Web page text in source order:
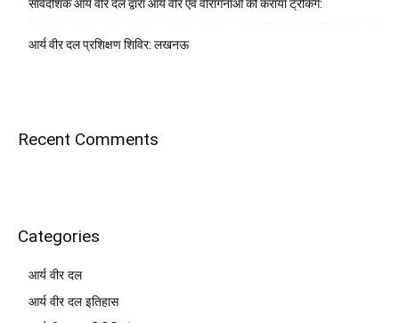
सार्वदेशिक आर्य वीर दल द्वारा आर्य वीर एवं वीरांगनाओं को कराया ट्रैकिंग:
आर्य वीर दल प्रशिक्षण शिविर: लखनऊ
Recent Comments
Categories
आर्य वीर दल
आर्य वीर दल इतिहास